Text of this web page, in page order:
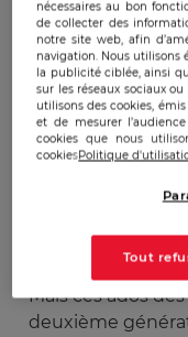
et de camping
les commandes
marque élitiste
transgressif de
ados, car le style
le produit est
positionnement
l’entreprise va
chiffres.
Mais ces ados
deuxième
nécessaires au bon
de collecter des
notre site web, afin
navigation. Nous utilisons
la publicité ciblée, ainsi
sur les réseaux sociaux
utilisons des cookies,
et de mesurer
cookies que nous
cookiesPolitique
Tout